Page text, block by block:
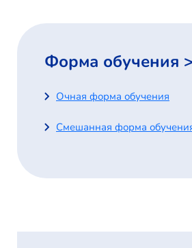
Форма обучения
Очная форма обучения
Смешанная форма